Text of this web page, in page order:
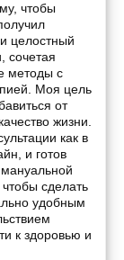
чтобы
целостный
сочетая
методы с
Моя цель
от
жизни.
как в
и готов
сделать
удобным
к здоровью и